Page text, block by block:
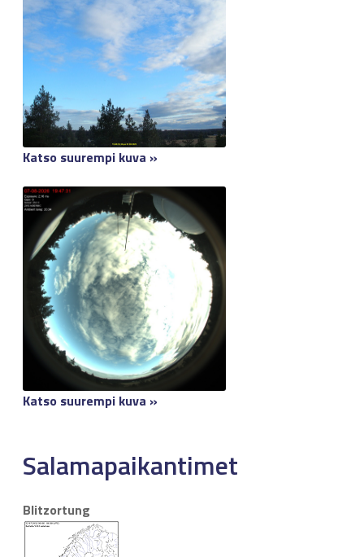
Katso suurempi kuva »
Katso suurempi kuva »
Salamapaikantimet
Blitzortung